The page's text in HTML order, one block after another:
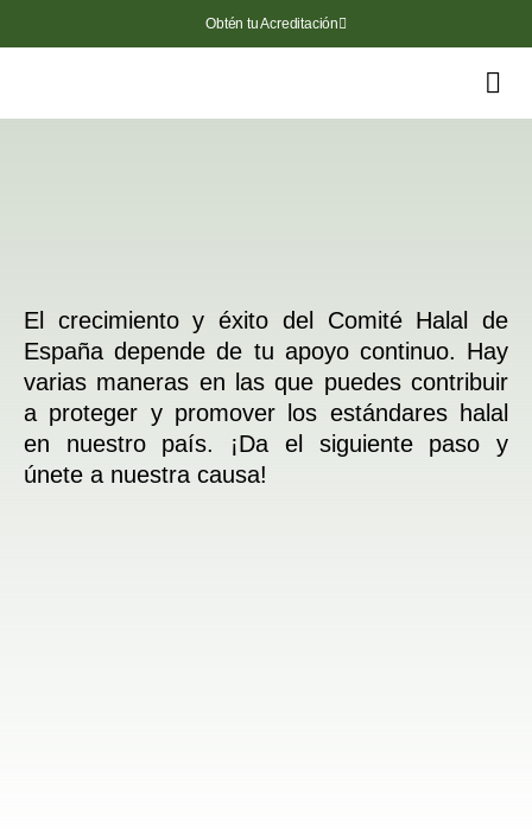
Obtén tu Acreditación
El crecimiento y éxito del Comité Halal de
España depende de tu apoyo continuo. Hay
varias maneras en las que puedes contribuir
a proteger y promover los estándares halal
en nuestro país. ¡Da el siguiente paso y
únete a nuestra causa!